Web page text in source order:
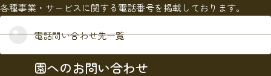
各種事業・サービスに関する電話番号を掲載しております。
電話問い合わせ先一覧
園へのお問い合わせ